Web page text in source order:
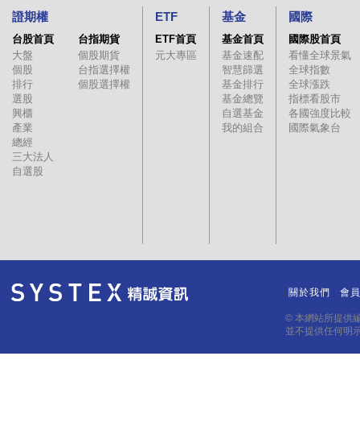
證期權
台股首頁
大盤
個股
排行
選股
興櫃
產業
總經
三大法人
自選股
台指期貨
個股期貨
台指選擇權
個股選擇權
ETF
ETF首頁
元大專區
基金
基金首頁
基金速配
智慧篩選
基金排行
基金總覽
自選基金
我的組合
國際
國際股首頁
看懂全球景氣
全球指數
全球漲跌
指標看股市
各國強度比較
國際氣象台
關於我們 會
© 本網站所提供
並不提供任何明